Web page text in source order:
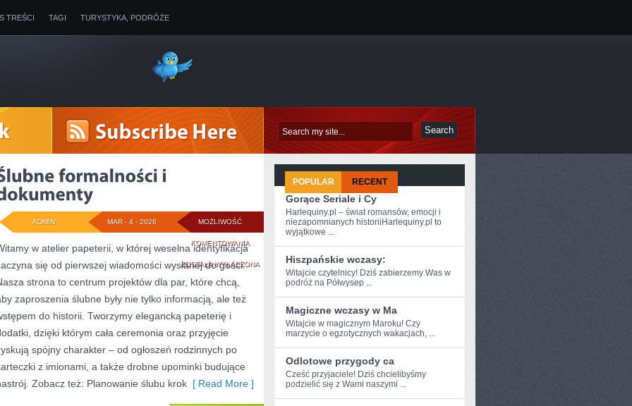
TREŚCI TAGI TURYSTYKA, PODRÓŻE
MOŻLIWOŚĆ
KOMENTOWANIAŚLUBNE
FORMALNOŚCI
DOKUMENTY
ZOSTAŁA WYŁĄCZONA
MAR - 4 - 2026
ADMIN
w atelier papeterii, w której weselna identyfikacja
się od pierwszej wiadomości wysłanej do gości.
strona to centrum projektów dla par, które chcą,
zaproszenia ślubne były nie tylko informacją, ale też
do historii. Tworzymy elegancką papeterię i
dzięki którym cała ceremonia oraz przyjęcie
spójny charakter – od ogłoszeń rodzinnych po
z imionami, a także drobne upominki budujące
Zobacz też: Planowanie ślubu krok [ Read More ]
POPULAR RECENT
Gorące Seriale i Cy
Harlequiny.pl – świat romansów, emocji i
niezapomnianych historiiHarlequiny.pl to
wyjątkowe ...
Hiszpańskie wczasy:
Witajcie czytelnicy! Dziś zabierzemy Was w‌
podróż ‌na Półwysep ...
Magiczne wczasy w Ma
Witajcie w ⁤magicznym⁣ Maroku! Czy
marzycie o egzotycznych‌ wakacjach, ...
Odlotowe przygody ca
Cześć⁢ przyjaciele! Dziś chcielibyśmy
podzielić się z Wami naszymi ...